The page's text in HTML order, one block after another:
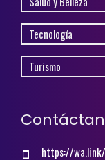
Tecnología
Turismo
https://